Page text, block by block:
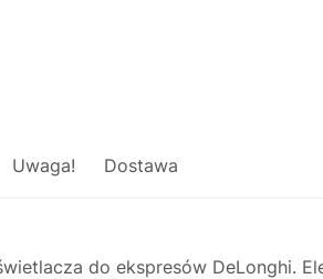
Uwaga! Dostawa
do ekspresów DeLonghi.